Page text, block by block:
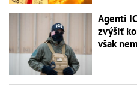
Agenti
zvýšiť
však